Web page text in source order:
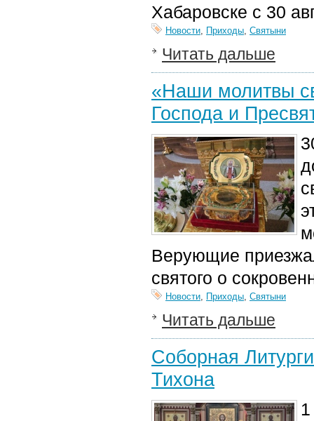
Хабаровске с 30
Новости, Приходы, Святыни
Читать дальше
«Наши молитвы
Господа и
Верующие
святого о
Новости, Приходы, Святыни
Читать дальше
Соборная
Тихона